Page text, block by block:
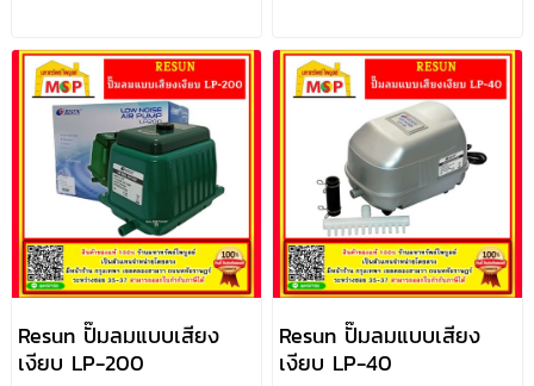
Resun ปั๊มลมแบบเสียง
เงียบ LP-200
Resun ปั๊มลมแบบเสียง
เงียบ LP-40